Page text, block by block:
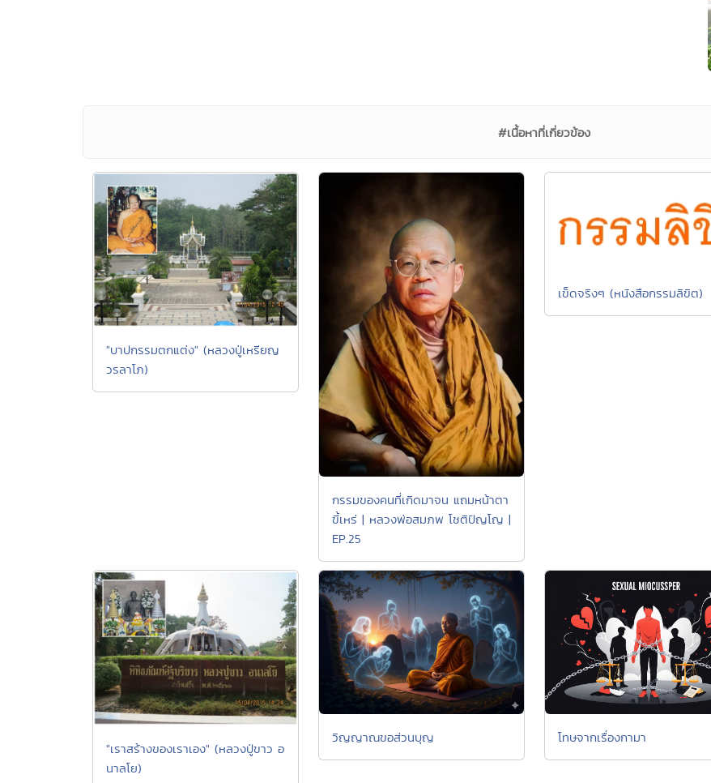
#เนื้อหาที่เกี่ยวข้อง
"บาปกรรมตกแต่ง" (หลวงปู่เหรียญ
วรลาโภ)
กรรมของคนที่เกิดมาจน แถมหน้าตา
ขี้เหร่ | หลวงพ่อสมภพ โชติปัญโญ |
EP.25
เข็ดจริงๆ (หนังสือกรรมลิขิต)
"เราสร้างของเราเอง" (หลวงปู่ขาว อ
นาลโย)
วิญญาณขอส่วนบุญ โทษจากเรื่องกามา